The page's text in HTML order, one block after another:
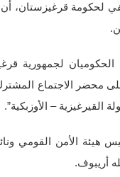
قرغيزستان، أن
لجمهورية
على محضر الاجتماع
القيرغيزية – الأوزبكية”.
هيئة الأمن
أريبوف.